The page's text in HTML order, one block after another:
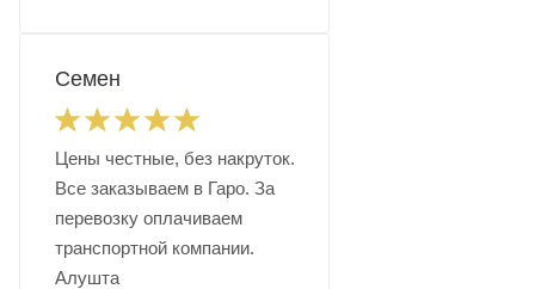
Семен
Цены честные, без накруток.
Все заказываем в Гаро. За
перевозку оплачиваем
транспортной компании.
Алушта